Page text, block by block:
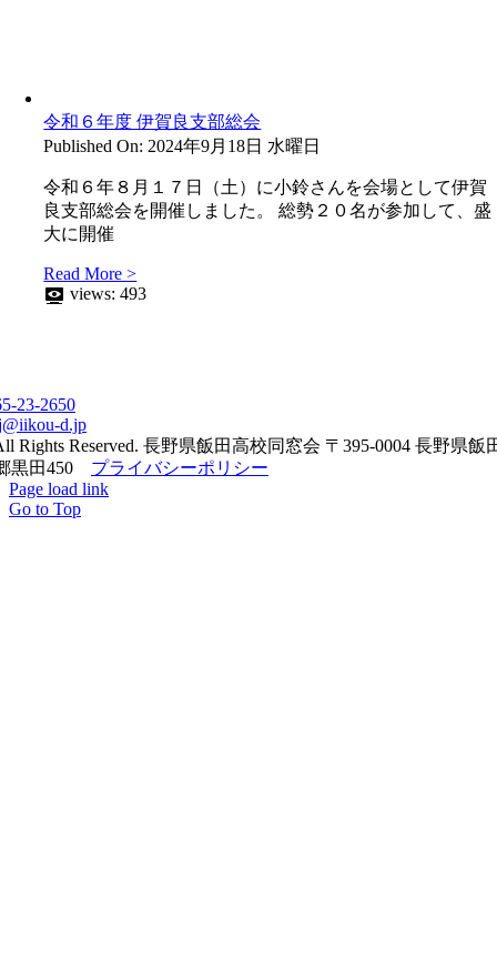
令和６年度 伊賀良支部総会
Published On: 2024年9月18日 水曜日
令和６年８月１７日（土）に小鈴さんを会場として伊賀
良支部総会を開催しました。 総勢２０名が参加して、盛
大に開催
Read More >
views: 493
23-2650
d.jp
Rights Reserved. 長野県飯田高校同窓会 〒395-0004 長野県飯
黒田450 プライバシーポリシー
Page load link
Go to Top